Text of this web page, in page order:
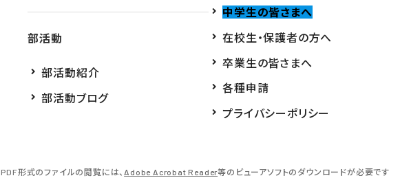
部活動
部活動紹介
部活動ブログ
中学生の皆さまへ
在校生・保護者の方へ
卒業生の皆さまへ
各種申請
プライバシーポリシー
PDF形式のファイルの閲覧には、 Adobe Acrobat Reader等のビューアソフトのダウンロードが必要です